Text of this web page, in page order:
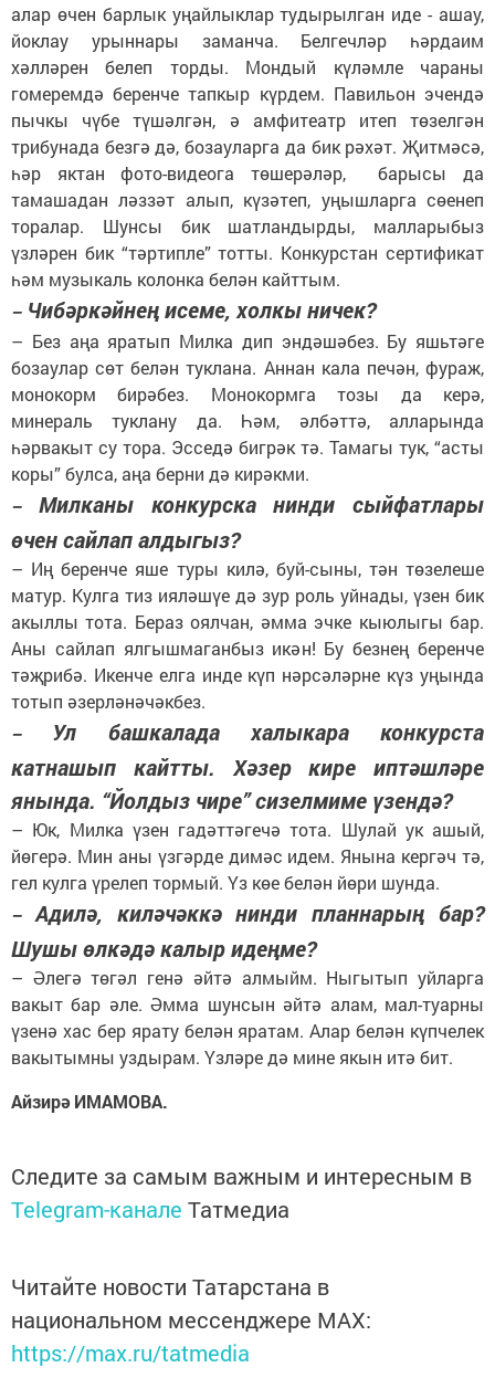
алар өчен барлык уңайлыклар тудырылган иде - ашау,
йоклау урыннары заманча. Белгечләр һәрдаим
хәлләрен белеп торды. Мондый күләмле чараны
гомеремдә беренче тапкыр күрдем. Павильон эчендә
пычкы чүбе түшәлгән, ә амфитеатр итеп төзелгән
трибунада безгә дә, бозауларга да бик рәхәт. Җитмәсә,
һәр яктан фото-видеога төшерәләр, барысы да
тамашадан ләззәт алып, күзәтеп, уңышларга сөенеп
торалар. Шунсы бик шатландырды, малларыбыз
үзләрен бик “тәртипле” тотты. Конкурстан сертификат
һәм музыкаль колонка белән кайттым.
– Чибәркәйнең исеме, холкы ничек?
– Без аңа яратып Милка дип эндәшәбез. Бу яшьтәге
бозаулар сөт белән туклана. Аннан кала печән, фураж,
монокорм бирәбез. Монокормга тозы да керә,
минераль туклану да. Һәм, әлбәттә, алларында
һәрвакыт су тора. Эсседә бигрәк тә. Тамагы тук, “асты
коры” булса, аңа берни дә кирәкми.
– Милканы конкурска нинди сыйфатлары
өчен сайлап алдыгыз?
– Иң беренче яше туры килә, буй-сыны, тән төзелеше
матур. Кулга тиз ияләшүе дә зур роль уйнады, үзен бик
акыллы тота. Бераз оялчан, әмма эчке кыюлыгы бар.
Аны сайлап ялгышмаганбыз икән! Бу безнең беренче
тәҗрибә. Икенче елга инде күп нәрсәләрне күз уңында
тотып әзерләнәчәкбез.
– Ул башкалада халыкара конкурста
катнашып кайтты. Хәзер кире иптәшләре
янында. “Йолдыз чире” сизелмиме үзендә?
– Юк, Милка үзен гадәттәгечә тота. Шулай ук ашый,
йөгерә. Мин аны үзгәрде димәс идем. Янына кергәч тә,
гел кулга үрелеп тормый. Үз көе белән йөри шунда.
– Адилә, киләчәккә нинди планнарың бар?
Шушы өлкәдә калыр идеңме?
– Әлегә төгәл генә әйтә алмыйм. Ныгытып уйларга
вакыт бар әле. Әмма шунсын әйтә алам, мал-туарны
үзенә хас бер ярату белән яратам. Алар белән күпчелек
вакытымны уздырам. Үзләре дә мине якын итә бит.
Айзирә ИМАМОВА.
Следите за самым важным и интересным в
Telegram-канале Татмедиа
Читайте новости Татарстана в
национальном мессенджере MАХ:
https://max.ru/tatmedia